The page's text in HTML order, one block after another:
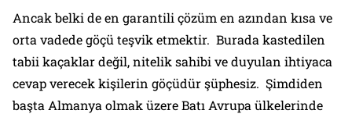
Ancak belki de en garantili çözüm en azından kısa ve
orta vadede göçü teşvik etmektir. Burada kastedilen
tabii kaçaklar değil, nitelik sahibi ve duyulan ihtiyaca
cevap verecek kişilerin göçüdür şüphesiz. Şimdiden
başta Almanya olmak üzere Batı Avrupa ülkelerinde